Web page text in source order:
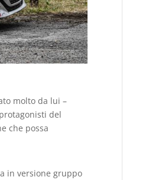
molto da lui –
del
che possa
in versione gruppo